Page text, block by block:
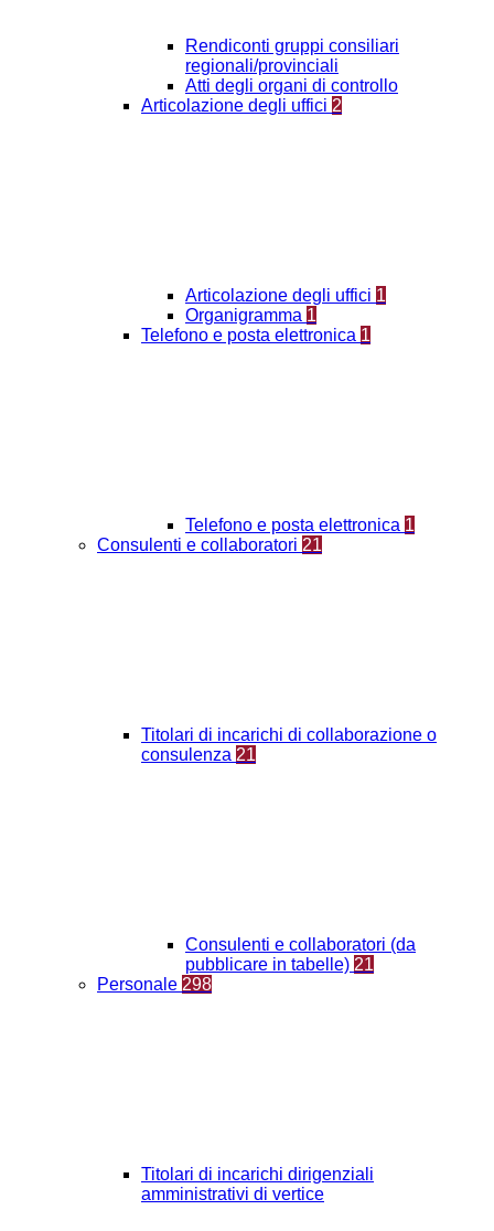
Rendiconti gruppi consiliari
regionali/provinciali
Atti degli organi di controllo
Articolazione degli uffici 2
Articolazione degli uffici 1
Organigramma 1
Telefono e posta elettronica 1
Telefono e posta elettronica 1
Consulenti e collaboratori 21
Titolari di incarichi di collaborazione o
consulenza 21
Consulenti e collaboratori (da
pubblicare in tabelle) 21
Personale 298
Titolari di incarichi dirigenziali
amministrativi di vertice